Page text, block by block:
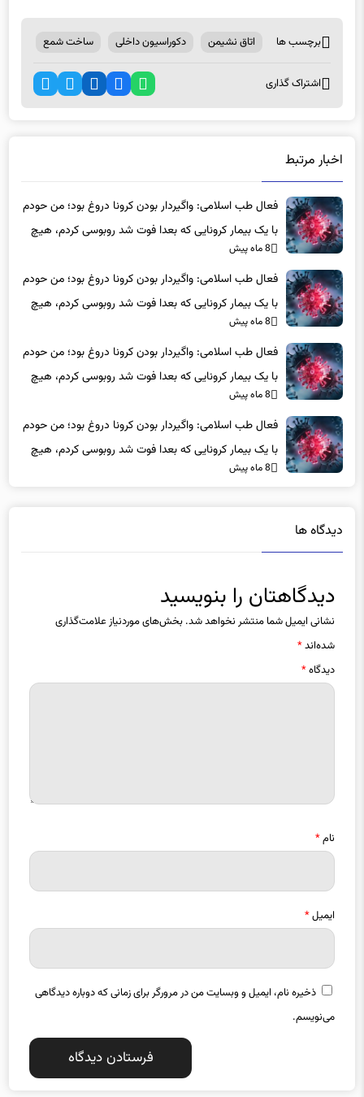
برچسب ها اتاق نشیمن دکوراسیون داخلی ساخت شمع
اشتراک گذاری
اخبار مرتبط
فعال طب اسلامی: واگیردار بودن کرونا دروغ بود؛ من حودم
با یک بیمار کرونایی که بعدا فوت شد روبوسی کردم، هیچ
اتفاقی برای خودم و خانواده ام نیفتاد
8 ماه پیش
فعال طب اسلامی: واگیردار بودن کرونا دروغ بود؛ من حودم
با یک بیمار کرونایی که بعدا فوت شد روبوسی کردم، هیچ
اتفاقی برای خودم و خانواده ام نیفتاد
8 ماه پیش
فعال طب اسلامی: واگیردار بودن کرونا دروغ بود؛ من حودم
با یک بیمار کرونایی که بعدا فوت شد روبوسی کردم، هیچ
اتفاقی برای خودم و خانواده ام نیفتاد
8 ماه پیش
فعال طب اسلامی: واگیردار بودن کرونا دروغ بود؛ من حودم
با یک بیمار کرونایی که بعدا فوت شد روبوسی کردم، هیچ
اتفاقی برای خودم و خانواده ام نیفتاد
8 ماه پیش
دیدگاه ها
دیدگاهتان را بنویسید
نشانی ایمیل شما منتشر نخواهد شد. بخش‌های موردنیاز علامت‌گذاری
شده‌اند*
دیدگاه*
نام*
ایمیل*
ذخیره نام، ایمیل و وبسایت من در مرورگر برای زمانی که دوباره دیدگاهی
می‌نویسم.